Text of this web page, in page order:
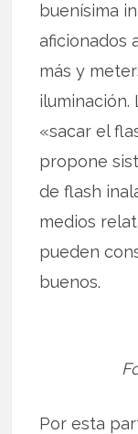
buenísima
aficionados
más y
iluminación.
«sacar el
propone
de flash
medios
pueden
buenos.
Por esta